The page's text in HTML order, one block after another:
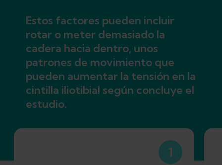
Estos factores pueden incluir
rotar o meter demasiado la
cadera hacia dentro, unos
patrones de movimiento que
pueden aumentar la tensión en la
cintilla iliotibial según concluye el
estudio.
1